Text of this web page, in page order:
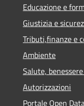
Educazione e
Giustizia e
Tributi,finanze e
Ambiente
Salute,
Autorizzazioni
Portale Open